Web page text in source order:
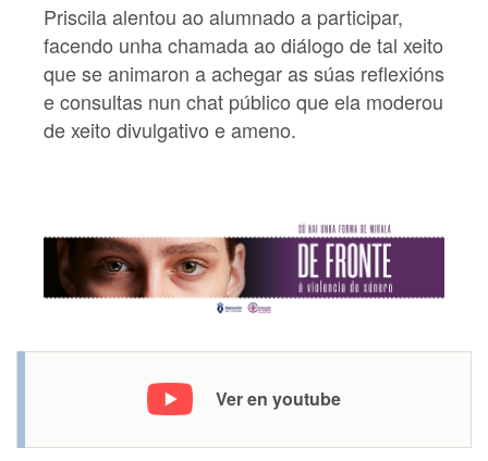
Priscila alentou ao alumnado a participar,
facendo unha chamada ao diálogo de tal xeito
que se animaron a achegar as súas reflexións
e consultas nun chat público que ela moderou
de xeito divulgativo e ameno.
Ver en youtube